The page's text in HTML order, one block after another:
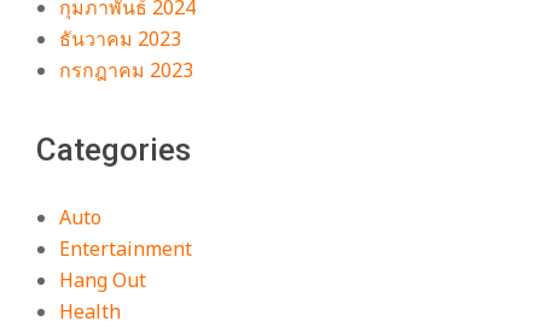
กุมภาพันธ์ 2024
ธันวาคม 2023
กรกฎาคม 2023
Categories
Auto
Entertainment
Hang Out
Health